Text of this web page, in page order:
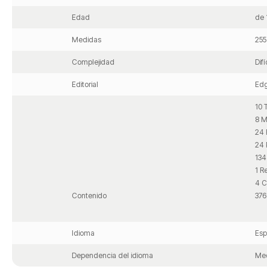
Edad de
Medidas
Complejidad
Editorial
Contenido
10
8
24
24
1
4
Idioma
Dependencia del idioma